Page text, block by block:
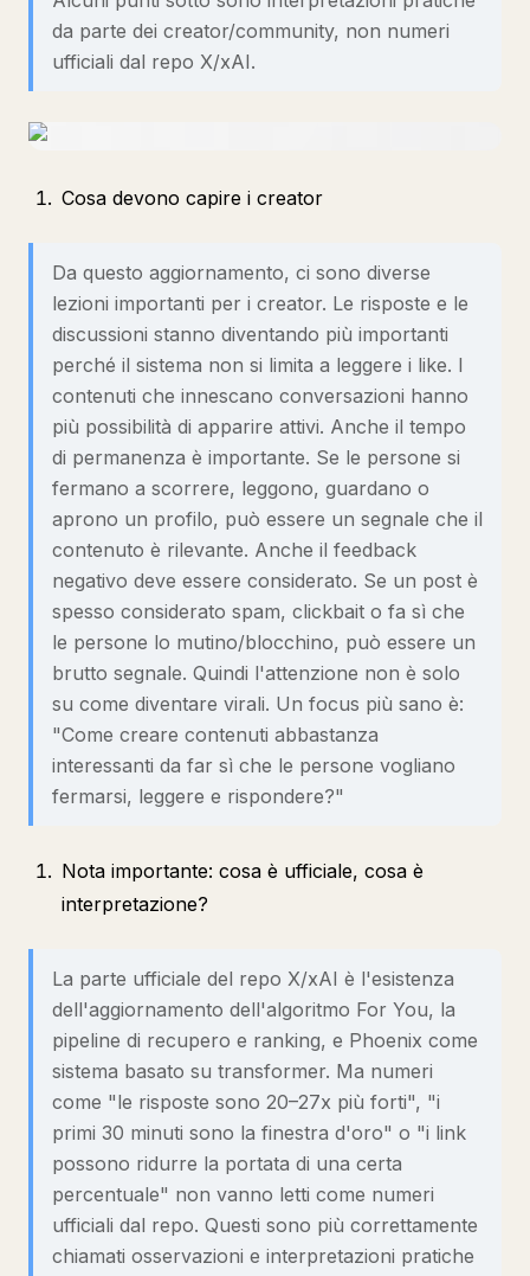
da parte dei creator/community, non numeri
ufficiali dal repo X/xAI.
Cosa devono capire i creator
Da questo aggiornamento, ci sono diverse
lezioni importanti per i creator. Le risposte e le
discussioni stanno diventando più importanti
perché il sistema non si limita a leggere i like. I
contenuti che innescano conversazioni hanno
più possibilità di apparire attivi. Anche il tempo
di permanenza è importante. Se le persone si
fermano a scorrere, leggono, guardano o
aprono un profilo, può essere un segnale che il
contenuto è rilevante. Anche il feedback
negativo deve essere considerato. Se un post è
spesso considerato spam, clickbait o fa sì che
le persone lo mutino/blocchino, può essere un
brutto segnale. Quindi l'attenzione non è solo
su come diventare virali. Un focus più sano è:
"Come creare contenuti abbastanza
interessanti da far sì che le persone vogliano
fermarsi, leggere e rispondere?"
Nota importante: cosa è ufficiale, cosa è
interpretazione?
La parte ufficiale del repo X/xAI è l'esistenza
dell'aggiornamento dell'algoritmo For You, la
pipeline di recupero e ranking, e Phoenix come
sistema basato su transformer. Ma numeri
come "le risposte sono 20–27x più forti", "i
primi 30 minuti sono la finestra d'oro" o "i link
possono ridurre la portata di una certa
percentuale" non vanno letti come numeri
ufficiali dal repo. Questi sono più correttamente
chiamati osservazioni e interpretazioni pratiche